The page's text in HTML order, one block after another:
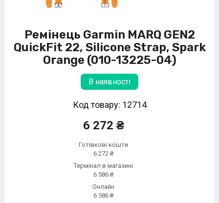
Ремінець Garmin MARQ GEN2
QuickFit 22, Silicone Strap, Spark
Orange (010-13225-04)
В наявності
Код товару: 12714
6 272 ₴
Готівкові кошти
6 272 ₴
Термінал в магазині
6 586 ₴
Онлайн
6 586 ₴